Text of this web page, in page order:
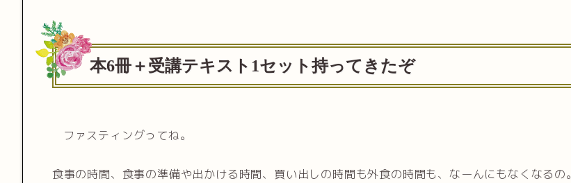
本6冊＋受講テキスト1セット持ってきたぞ
ファスティングってね。
食事の時間、食事の準備や出かける時間、買い出しの時間も外食の時間も、なーんにもなくなるの。